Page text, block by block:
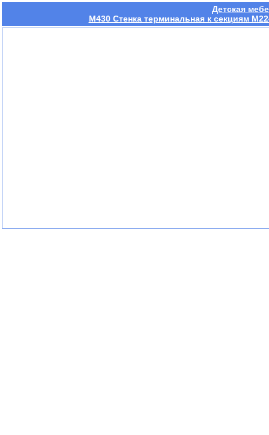
Детская
M430 Стенка терминальная к секциям